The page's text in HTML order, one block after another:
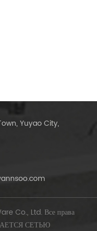
Yuyao City,
Co., Ltd. Все права
СЕТЬЮ